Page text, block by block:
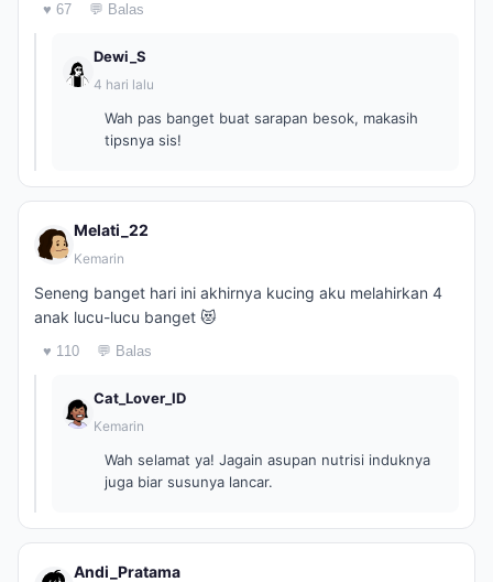
♥ 67 💬 Balas
Dewi_S
4 hari lalu
Wah pas banget buat sarapan besok, makasih
tipsnya sis!
Melati_22
Kemarin
Seneng banget hari ini akhirnya kucing aku melahirkan 4
anak lucu-lucu banget 😻
♥ 110 💬 Balas
Cat_Lover_ID
Kemarin
Wah selamat ya! Jagain asupan nutrisi induknya
juga biar susunya lancar.
Andi_Pratama